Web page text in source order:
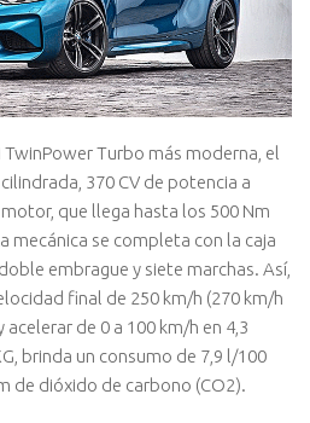
Turbo más moderna, el
370 CV de potencia a
que llega hasta los 500 Nm
mecánica se completa con la caja
embrague y siete marchas. Así,
final de 250 km/h (270 km/h
acelerar de 0 a 100 km/h en 4,3
brinda un consumo de 7,9 l/100
de dióxido de carbono (CO2).